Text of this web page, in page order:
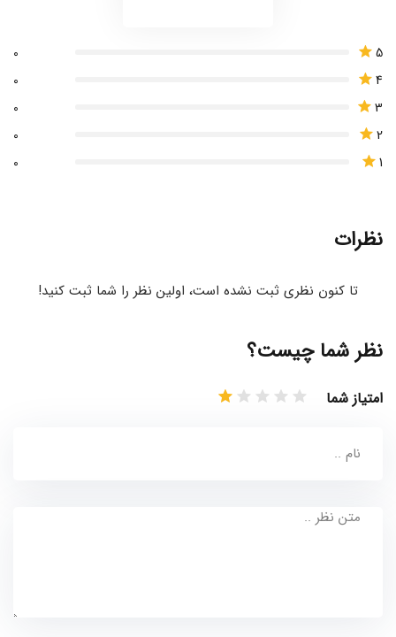
5
0
4
0
3
0
2
0
1
0
نظرات
تا کنون نظری ثبت نشده است، اولین نظر را شما ثبت کنید!
نظر شما چیست؟
امتیاز شما